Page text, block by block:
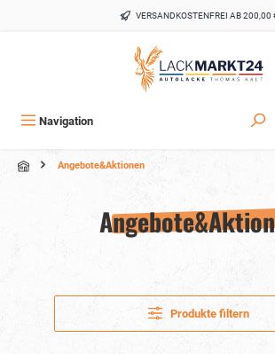
VERSANDKOSTENFREI AB 200,00
Navigation
Angebote&Aktionen
Produkte filtern